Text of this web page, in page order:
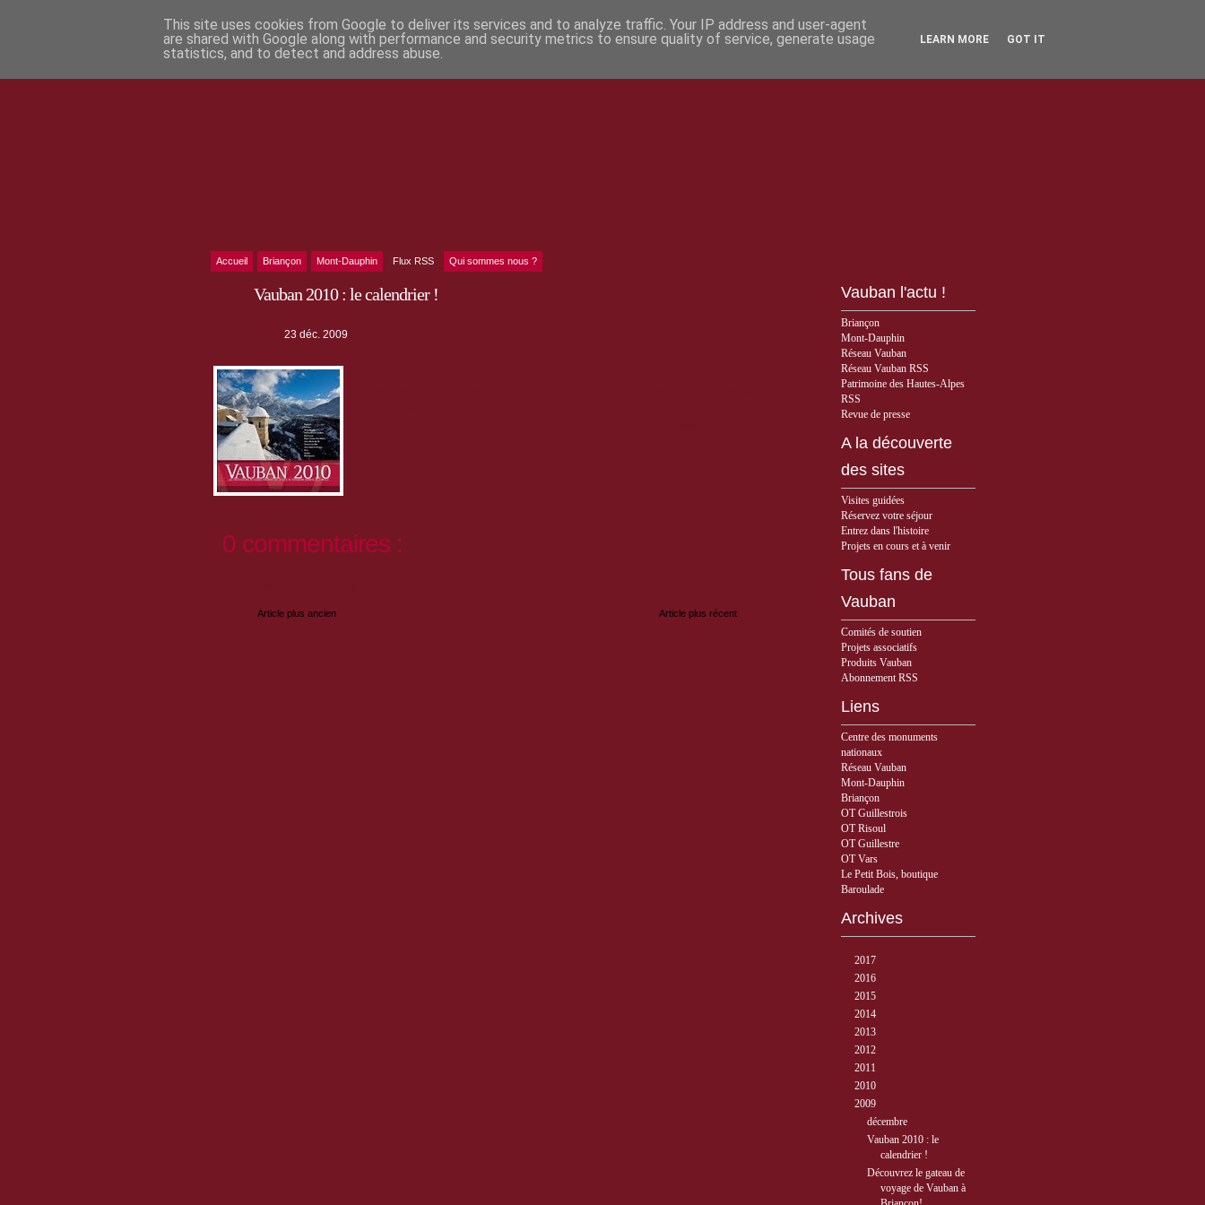
Accueil Briançon Mont-Dauphin Flux RSS Qui sommes nous ?
Vauban 2010 : le calendrier !
23 déc. 2009
0 commentaires :
Article plus récent
Article plus ancien
Vauban l'actu !
Briançon
Mont-Dauphin
Réseau Vauban
Réseau Vauban RSS
Patrimoine des Hautes-Alpes
RSS
Revue de presse
A la découverte
des sites
Visites guidées
Réservez votre séjour
Entrez dans l'histoire
Projets en cours et à venir
Tous fans de
Vauban
Comités de soutien
Projets associatifs
Produits Vauban
Abonnement RSS
Liens
Centre des monuments
nationaux
Réseau Vauban
Mont-Dauphin
Briançon
OT Guillestrois
OT Risoul
OT Guillestre
OT Vars
Le Petit Bois, boutique
Baroulade
Archives
2017
2016
2015
2014
2013
2012
2011
2010
2009
décembre
Vauban 2010 : le
calendrier !
Découvrez le gateau de
voyage de Vauban à
This site uses cookies from Google to deliver its services and to analyze traffic. Your IP address and user-agent
are shared with Google along with performance and security metrics to ensure quality of service, generate usage
statistics, and to detect and address abuse.
LEARN MORE GOT IT